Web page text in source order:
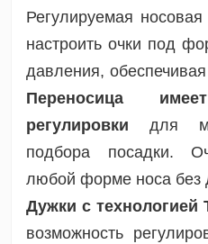
Регулируемая
настроить очки под
давления,
Переносица
регулировки для
подбора посадки.
любой форме носа без
Дужки с технологией
возможность